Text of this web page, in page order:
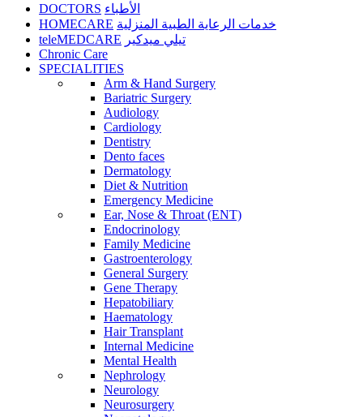
DOCTORS الأطباء
HOMECARE خدمات الرعاية الطبية المنزلية
teleMEDCARE تيلي ميدكير
Chronic Care
SPECIALITIES
Arm & Hand Surgery
Bariatric Surgery
Audiology
Cardiology
Dentistry
Dento faces
Dermatology
Diet & Nutrition
Emergency Medicine
Ear, Nose & Throat (ENT)
Endocrinology
Family Medicine
Gastroenterology
General Surgery
Gene Therapy
Hepatobiliary
Haematology
Hair Transplant
Internal Medicine
Mental Health
Nephrology
Neurology
Neurosurgery